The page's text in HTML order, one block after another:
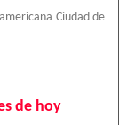
Ciudad de
de hoy